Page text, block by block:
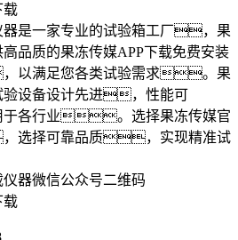
载
器是一家专业的试验箱工厂，果
品质的果冻传媒APP下载免费安装
以满足您各类试验需求。果
验设备设计先进，性能可
各行业。选择果冻传媒官
选择可靠品质，实现精准试
载